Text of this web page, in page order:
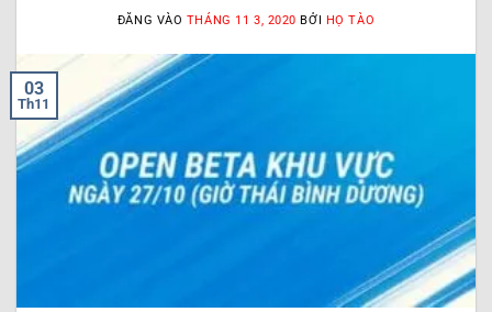
ĐĂNG VÀO THÁNG 11 3, 2020 BỞI HỌ TÀO
03
Th11